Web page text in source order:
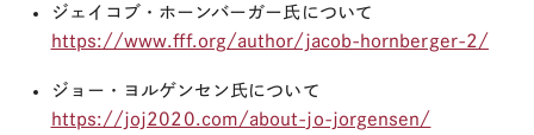
ジェイコブ・ホーンバーガー氏について
https://www.fff.org/author/jacob-hornberger-2/
ジョー・ヨルゲンセン氏について
https://joj2020.com/about-jo-jorgensen/